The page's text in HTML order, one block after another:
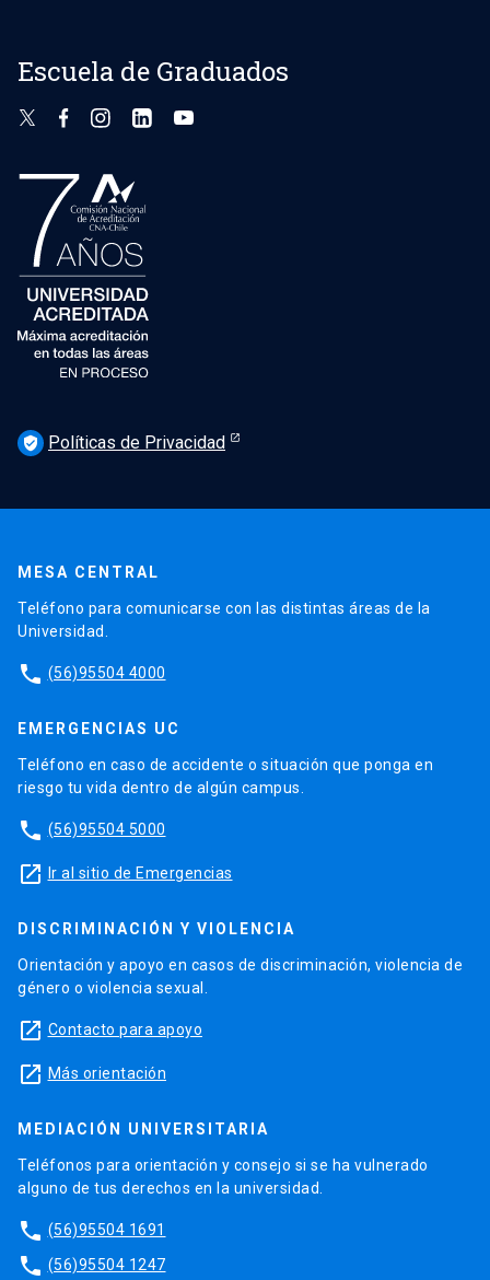
Escuela de Graduados
verified_user Políticas de Privacidad
MESA CENTRAL
Teléfono para comunicarse con las distintas áreas de la
Universidad.
phone (56)95504 4000
EMERGENCIAS UC
Teléfono en caso de accidente o situación que ponga en
riesgo tu vida dentro de algún campus.
phone (56)95504 5000
launch Ir al sitio de Emergencias
DISCRIMINACIÓN Y VIOLENCIA
Orientación y apoyo en casos de discriminación, violencia de
género o violencia sexual.
launch Contacto para apoyo
launch Más orientación
MEDIACIÓN UNIVERSITARIA
Teléfonos para orientación y consejo si se ha vulnerado
alguno de tus derechos en la universidad.
phone (56)95504 1691
phone (56)95504 1247